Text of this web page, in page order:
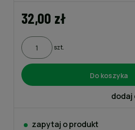
32,00 zł
szt.
Do koszyka
dodaj
zapytaj o produkt